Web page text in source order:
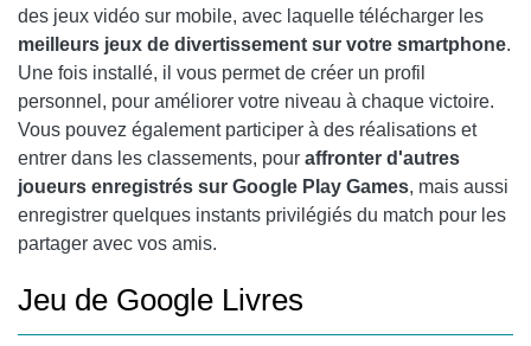
des jeux vidéo sur mobile, avec laquelle télécharger les
meilleurs jeux de divertissement sur votre smartphone.
Une fois installé, il vous permet de créer un profil
personnel, pour améliorer votre niveau à chaque victoire.
Vous pouvez également participer à des réalisations et
entrer dans les classements, pour affronter d'autres
joueurs enregistrés sur Google Play Games, mais aussi
enregistrer quelques instants privilégiés du match pour les
partager avec vos amis.
Jeu de Google Livres